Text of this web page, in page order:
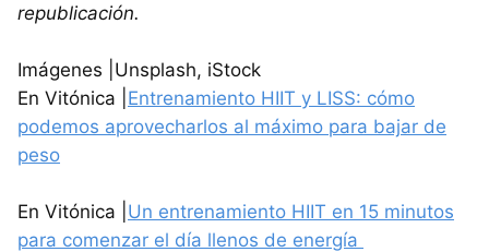
republicación.
Imágenes |Unsplash, iStock
En Vitónica | Entrenamiento HIIT y LISS: cómo
podemos aprovecharlos al máximo para bajar de
peso
En Vitónica | Un entrenamiento HIIT en 15 minutos
para comenzar el día llenos de energía